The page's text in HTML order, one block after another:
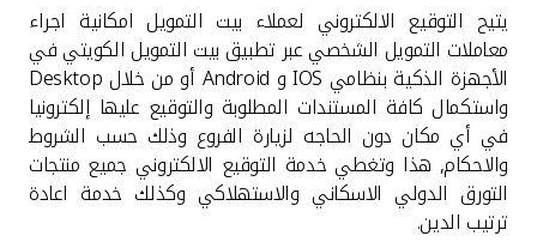
القنوات المصرفية
أدوات وخدمات
خدمات ما بعد البيع
يتيح التوقيع الالكتروني لعملاء بيت التمويل امكانية اجراء
معاملات التمويل الشخصي عبر تطبيق بيت التمويل الكويتي في
الأجهزة الذكية بنظامي IOS و Android أو من خلال Desktop
واستكمال كافة المستندات المطلوبة والتوقيع عليها إلكترونيا
في أي مكان دون الحاجه لزيارة الفروع وذلك حسب الشروط
والاحكام, هذا وتغطي خدمة التوقيع الالكتروني جميع منتجات
التورق الدولي الاسكاني والاستهلاكي وكذلك خدمة اعادة
ترتيب الدين.